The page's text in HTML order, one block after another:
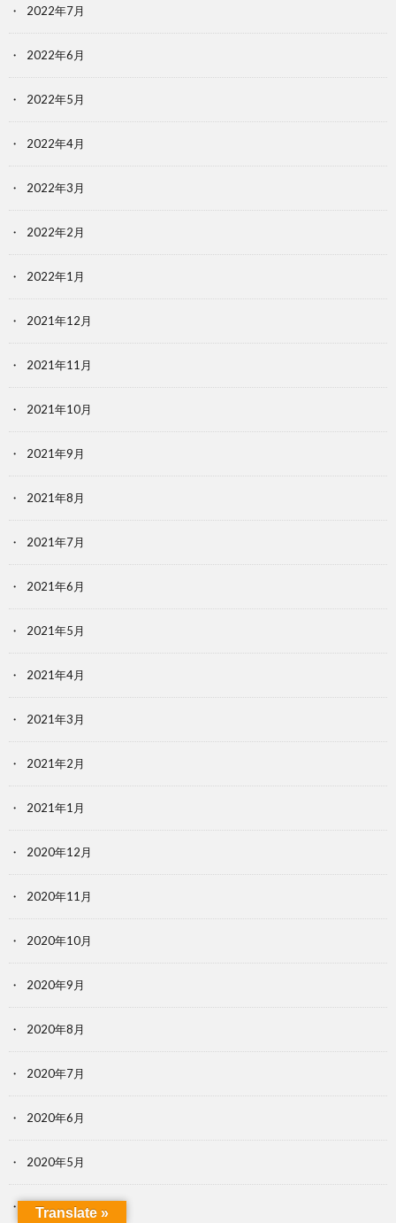
2022年7月
2022年6月
2022年5月
2022年4月
2022年3月
2022年2月
2022年1月
2021年12月
2021年11月
2021年10月
2021年9月
2021年8月
2021年7月
2021年6月
2021年5月
2021年4月
2021年3月
2021年2月
2021年1月
2020年12月
2020年11月
2020年10月
2020年9月
2020年8月
2020年7月
2020年6月
2020年5月
2020年4月
Translate »